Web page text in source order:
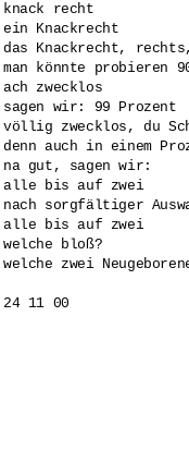
knack recht
ein Knackrecht
das Knackrecht,
man könnte probieren
ach zwecklos
sagen wir: 99 Prozent
völlig zwecklos, du
denn auch in einem
na gut, sagen wir:
alle bis auf zwei
nach sorgfältiger
alle bis auf zwei
welche bloß?
welche zwei